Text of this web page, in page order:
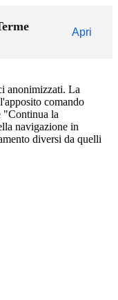
Apri
anonimizzati. La
comando
"Continua la
navigazione in
diversi da quelli